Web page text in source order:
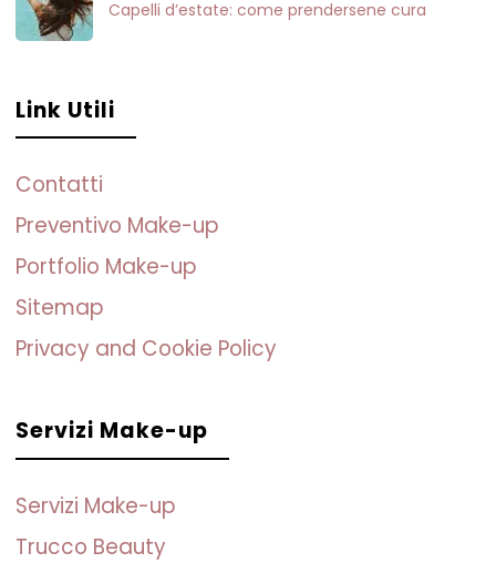
Capelli d’estate: come prendersene cura
Link Utili
Contatti
Preventivo Make-up
Portfolio Make-up
Sitemap
Privacy and Cookie Policy
Servizi Make-up
Servizi Make-up
Trucco Beauty